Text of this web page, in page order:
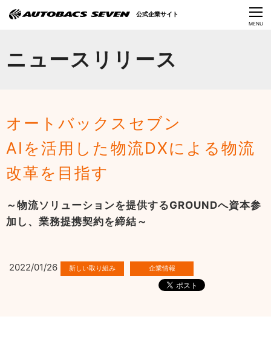
CLOSE
MENU
ニュースリリース
オートバックスセブン
AIを活用した物流DXによる物流
改革を目指す
～物流ソリューションを提供するGROUNDへ資本参
加し、業務提携契約を締結～
2022/01/26
公式企業サイト
サステナビリティ
Language